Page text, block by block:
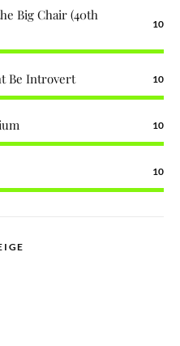
Big Chair (40th
10
Be Introvert 10
10
10